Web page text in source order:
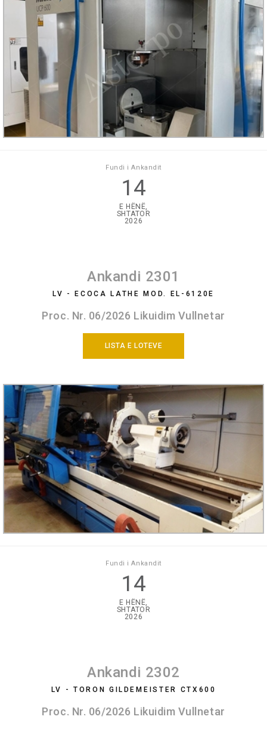
Fundi i Ankandit
14
E HËNË,
SHTATOR
2026
Ankandi 2301
LV - ECOCA LATHE MOD. EL-6120E
Proc. Nr. 06/2026 Likuidim Vullnetar
LISTA E LOTEVE
Fundi i Ankandit
14
E HËNË,
SHTATOR
2026
Ankandi 2302
LV - TORON GILDEMEISTER CTX600
Proc. Nr. 06/2026 Likuidim Vullnetar